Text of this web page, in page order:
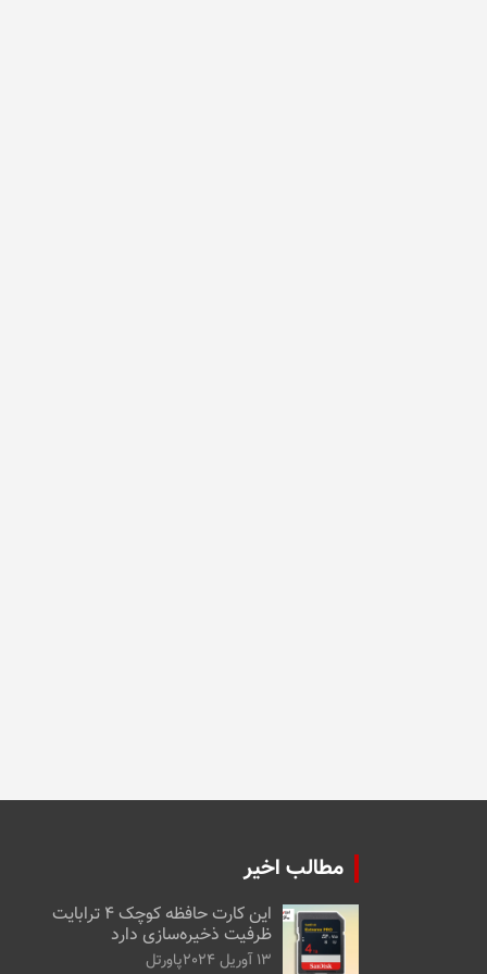
مطالب اخیر
این کارت حافظه کوچک ۴ ترابایت
ظرفیت ذخیره‌سازی دارد
13 آوریل 2024 پاورتل